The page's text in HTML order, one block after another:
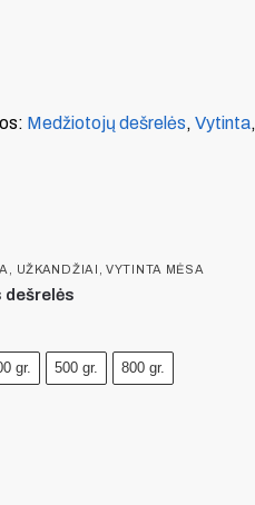
Medžiotojų dešrelės, Vytinta,
UŽKANDŽIAI ,VYTINTA MĖSA
dešrelės
gr. 500 gr. 800 gr.